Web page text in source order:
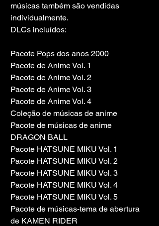
músicas também são vendidas
individualmente.
DLCs ​​incluídos:
Pacote Pops dos anos 2000
Pacote de Anime Vol. 1
Pacote de Anime Vol. 2
Pacote de Anime Vol. 3
Pacote de Anime Vol. 4
Coleção de músicas de anime
Pacote de músicas de anime
DRAGON BALL
Pacote HATSUNE MIKU Vol. 1
Pacote HATSUNE MIKU Vol. 2
Pacote HATSUNE MIKU Vol. 3
Pacote HATSUNE MIKU Vol. 4
Pacote HATSUNE MIKU Vol. 5
Pacote de músicas-tema de abertura
de KAMEN RIDER